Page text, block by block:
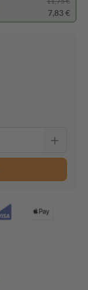
7,83 €